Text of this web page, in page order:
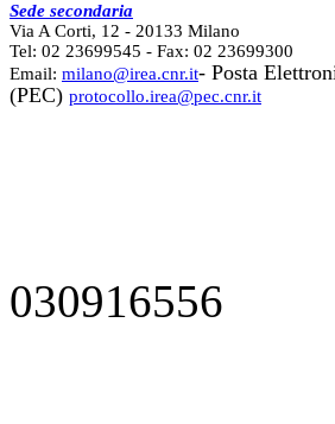
Sede secondaria
Via A Corti, 12 - 20133 Milano
Tel: 02 23699545 - Fax: 02 23699300
Email: milano@irea.cnr.it- Posta
(PEC) protocollo.irea@pec.cnr.it
030916556